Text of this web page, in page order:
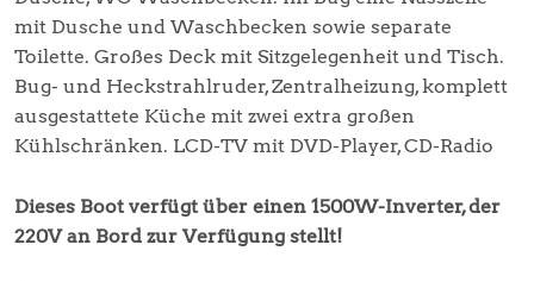
mit Dusche und Waschbecken sowie separate
Toilette. Großes Deck mit Sitzgelegenheit und Tisch.
Bug- und Heckstrahlruder, Zentralheizung, komplett
ausgestattete Küche mit zwei extra großen
Kühlschränken. LCD-TV mit DVD-Player, CD-Radio
Dieses Boot verfügt über einen 1500W-Inverter, der
220V an Bord zur Verfügung stellt!